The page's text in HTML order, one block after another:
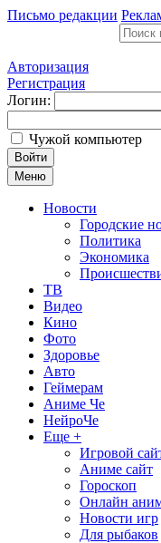
Письмо редакции
Авторизация
Регистрация
Логин:
Чужой компьютер
Войти
Меню
Новости
Городские
Политика
Экономика
ТВ
Видео
Кино
Фото
Здоровье
Авто
Геймерам
Аниме Че
НейроЧе
Еще +
Игровой
Аниме сайт
Гороскоп
Онлайн
Новости игр
Для рыбаков